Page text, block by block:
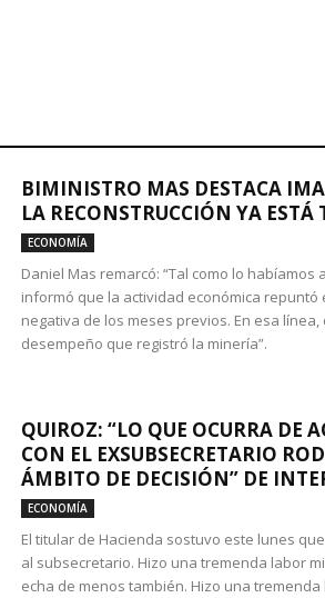
BIMINISTRO MAS DESTACA
LA RECONSTRUCCIÓN YA ESTÁ
ECONOMÍA
Daniel Mas remarcó: “Tal como lo habíamos
informó que la actividad económica
negativa de los meses previos. En esa
desempeño que registró la minería”.
QUIROZ: “LO QUE OCURRA DE
CON EL EXSUBSECRETARIO
ÁMBITO DE DECISIÓN” DE
ECONOMÍA
El titular de Hacienda sostuvo este lunes
al subsecretario. Hizo una tremenda labor
echa de menos también. Hizo una